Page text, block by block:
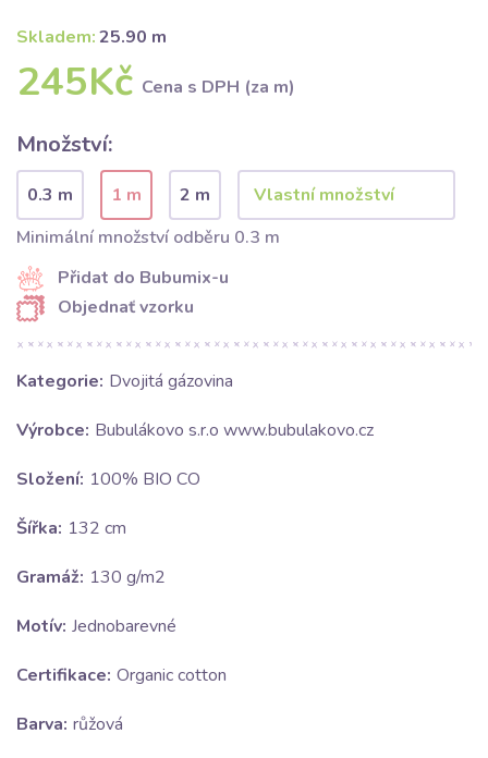
Skladem:25.90 m
245Kč Cena s DPH (za m)
Množství:
0.3 m 1 m
2 m
Minimální množství odběru 0.3 m
Přidat do Bubumix-u
Objednať vzorku
Kategorie: Dvojitá gázovina
Výrobce: Bubulákovo s.r.o www.bubulakovo.cz
Složení: 100% BIO CO
Šířka: 132 cm
Gramáž: 130 g/m2
Motív: Jednobarevné
Certifikace: Organic cotton
Barva: růžová